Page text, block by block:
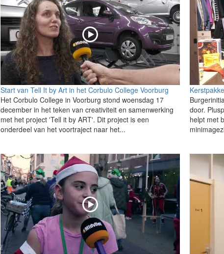
Start van Tell It by Art in het Corbulo College Voorburg
Het Corbulo College in Voorburg stond woensdag 17
december in het teken van creativiteit en samenwerking
met het project 'Tell it by ART'. Dit project is een
onderdeel van het voortraject naar het...
door.
helpt met